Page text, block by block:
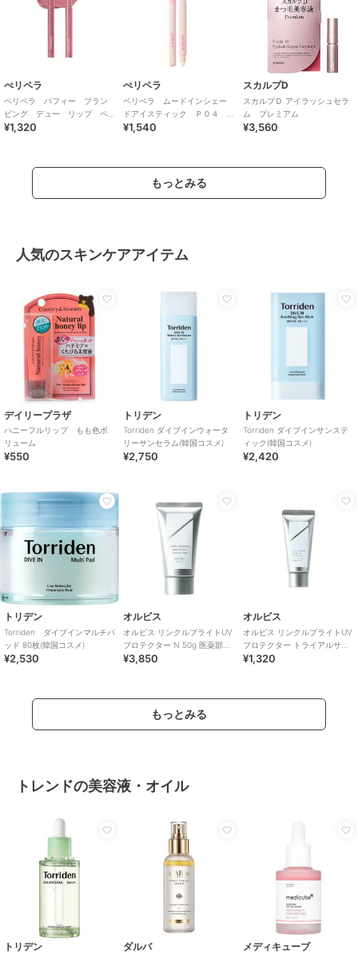
ぺリペラ
ペリペラ パフィー プラン
ピング デュー リップ ペ
ンシル ０６ モーブヘーゼ
¥1,320
ぺリペラ
ペリペラ ムードインシェー
ドアイスティック Ｐ０４
ＧＬＯＲＹ ＢＥＲＲＹ(韓国
¥1,540
スカルプD
スカルプＤ アイラッシュセラ
ム プレミアム
¥3,560
もっとみる
人気のスキンケアアイテム
デイリープラザ
ハニーフルリップ もも色ボ
リューム
¥550
トリデン
Torriden ダイブインウォータ
リーサンセラム(韓国コスメ)
¥2,750
トリデン
Torriden ダイブインサンステ
ィック(韓国コスメ)
¥2,420
トリデン
Torriden ダイブインマルチパ
ッド 80枚(韓国コスメ)
¥2,530
オルビス
オルビス リンクルブライトUV
プロテクター N 50g 医薬部外
品（顔用日焼け止め）
¥3,850
オルビス
オルビス リンクルブライトUV
プロテクター トライアルサイ
ズ 15g 医薬部外品 （顔用日焼
¥1,320
もっとみる
トレンドの美容液・オイル
トリデン ダルバ メディキューブ